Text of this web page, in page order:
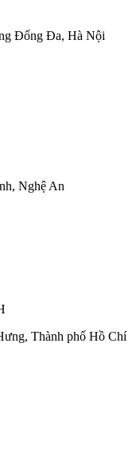
Đống Đa, Hà Nội
Nghệ An
Thành phố Hồ Chí